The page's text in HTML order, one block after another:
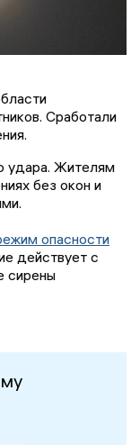
Сработали
удара. Жителям
без окон и
опасности
действует с
сирены